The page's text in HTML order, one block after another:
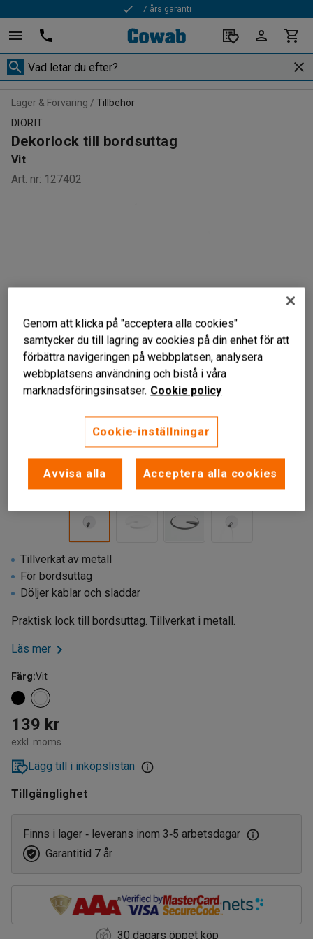
7 års garanti
Lager & Förvaring
Tillbehör
DIORIT
Dekorlock till bordsuttag
Vit
Art. nr: 127402
Tillverkat av metall
För bordsuttag
Döljer kablar och sladdar
Praktisk lock till bordsuttag. Tillverkat i metall.
Läs mer
Färg:Vit
139 kr
exkl. moms
Lägg till i inköpslistan
Tillgänglighet
Finns i lager ‑ leverans inom 3‑5 arbetsdagar
Garantitid 7 år
30 dagars öppet köp
Genom att klicka på "acceptera alla cookies"
samtycker du till lagring av cookies på din enhet för att
förbättra navigeringen på webbplatsen, analysera
webbplatsens användning och bistå i våra
marknadsföringsinsatser. Cookie policy
Cookie-inställningar
Avvisa alla Acceptera alla cookies